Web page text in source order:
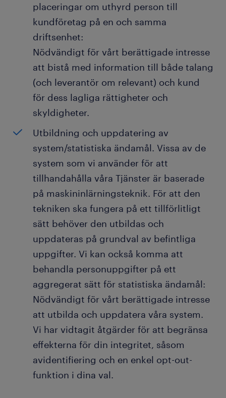
placeringar om uthyrd person till
kundföretag på en och samma
driftsenhet:
Nödvändigt för vårt berättigade intresse
att bistå med information till både talang
(och leverantör om relevant) och kund
för dess lagliga rättigheter och
skyldigheter.
Utbildning och uppdatering av
system/statistiska ändamål. Vissa av de
system som vi använder för att
tillhandahålla våra Tjänster är baserade
på maskininlärningsteknik. För att den
tekniken ska fungera på ett tillförlitligt
sätt behöver den utbildas och
uppdateras på grundval av befintliga
uppgifter. Vi kan också komma att
behandla personuppgifter på ett
aggregerat sätt för statistiska ändamål:
Nödvändigt för vårt berättigade intresse
att utbilda och uppdatera våra system.
Vi har vidtagit åtgärder för att begränsa
effekterna för din integritet, såsom
avidentifiering och en enkel opt-out-
funktion i dina val.